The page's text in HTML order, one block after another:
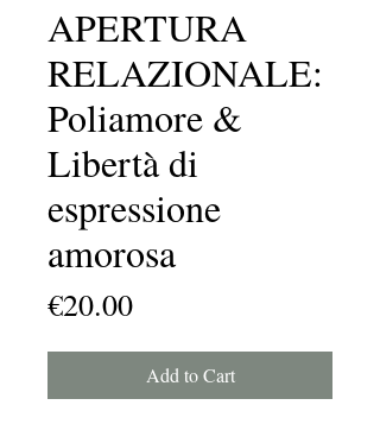
APERTURA
RELAZIONALE:
Poliamore &
Libertà di
espressione
amorosa
€20.00Price
Add to Cart